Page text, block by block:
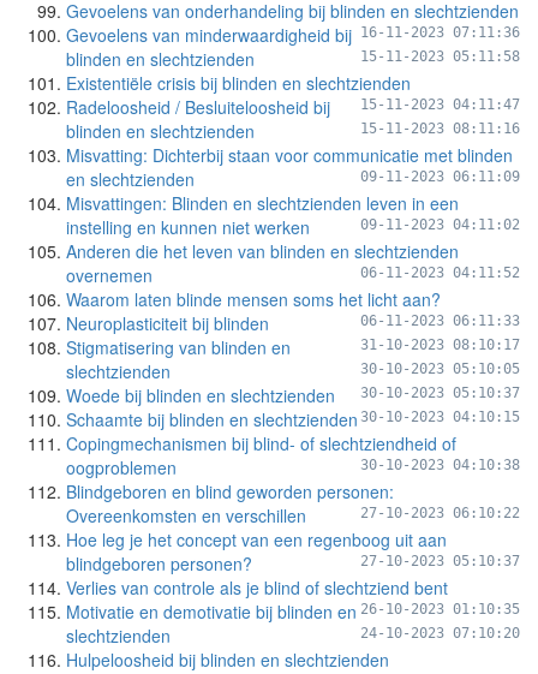
Gevoelens van onderhandeling bij blinden en slechtzienden
16-11-2023 07:11:36
Gevoelens van minderwaardigheid bij
blinden en slechtzienden
15-11-2023 05:11:58
Existentiële crisis bij blinden en slechtzienden
15-11-2023 04:11:47
Radeloosheid / Besluiteloosheid bij
blinden en slechtzienden
15-11-2023 08:11:16
Misvatting: Dichterbij staan voor communicatie met blinden
en slechtzienden
09-11-2023 06:11:09
Misvattingen: Blinden en slechtzienden leven in een
instelling en kunnen niet werken
09-11-2023 04:11:02
Anderen die het leven van blinden en slechtzienden
overnemen
06-11-2023 04:11:52
Waarom laten blinde mensen soms het licht aan?
06-11-2023 06:11:33
Neuroplasticiteit bij blinden
31-10-2023 08:10:17
Stigmatisering van blinden en
slechtzienden
30-10-2023 05:10:05
Woede bij blinden en slechtzienden 30-10-2023 05:10:37
Schaamte bij blinden en slechtzienden 30-10-2023 04:10:15
Copingmechanismen bij blind- of slechtziendheid of
oogproblemen
30-10-2023 04:10:38
Blindgeboren en blind geworden personen:
Overeenkomsten en verschillen
27-10-2023 06:10:22
Hoe leg je het concept van een regenboog uit aan
blindgeboren personen?
27-10-2023 05:10:37
Verlies van controle als je blind of slechtziend bent
26-10-2023 01:10:35
Motivatie en demotivatie bij blinden en
slechtzienden
24-10-2023 07:10:20
Hulpeloosheid bij blinden en slechtzienden